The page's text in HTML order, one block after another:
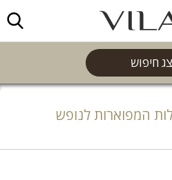
חיפוש
חפש
המפוארות לנופש